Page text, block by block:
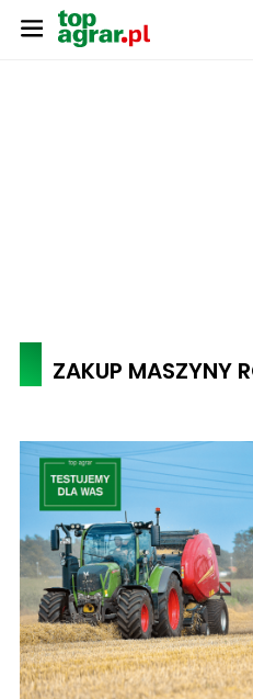
ZAKUP MASZYNY